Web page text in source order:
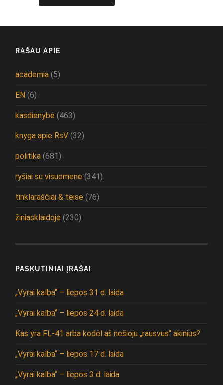
RAŠAU APIE
academia (5)
EN (6)
kasdienybė (463)
knyga apie RsV (32)
politika (681)
ryšiai su visuomene (341)
tinklaraščiai & teisė (76)
žiniasklaidoje (230)
PASKUTINIAI ĮRAŠAI
„Vyrai kalba“ – liepos 31 d. laida
„Vyrai kalba“ – liepos 24 d. laida
Kas yra FL-41 arba kodėl aš nešioju „rausvus“ akinius?
„Vyrai kalba“ – liepos 17 d. laida
„Vyrai kalba“ – liepos 3 d. laida